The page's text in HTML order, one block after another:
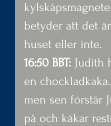
betyder att det
huset eller inte.
16:50 BBT: Judith
en
men sen förstår
på och käkar